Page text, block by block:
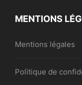
MENTIONS
Mentions légales
Politique de